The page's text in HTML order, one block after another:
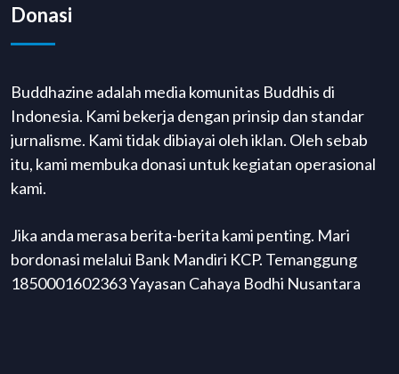
Donasi
Buddhazine adalah media komunitas Buddhis di
Indonesia. Kami bekerja dengan prinsip dan standar
jurnalisme. Kami tidak dibiayai oleh iklan. Oleh sebab
itu, kami membuka donasi untuk kegiatan operasional
kami.
Jika anda merasa berita-berita kami penting. Mari
bordonasi melalui Bank Mandiri KCP. Temanggung
1850001602363 Yayasan Cahaya Bodhi Nusantara